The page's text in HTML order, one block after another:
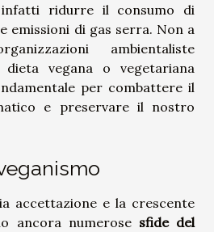
infatti ridurre il consumo di
emissioni di gas serra. Non a
ambientaliste
dieta vegana o vegetariana
per combattere il
e preservare il nostro
accettazione e la crescente
ancora numerose sfide del